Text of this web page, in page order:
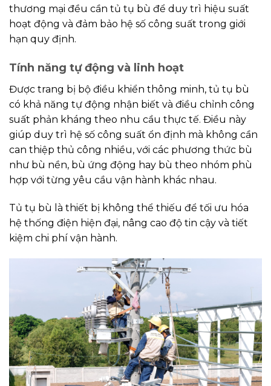
thương mại đều cần tủ tụ bù để duy trì hiệu suất
hoạt động và đảm bảo hệ số công suất trong giới
hạn quy định.
Tính năng tự động và linh hoạt
Được trang bị bộ điều khiển thông minh, tủ tụ bù
có khả năng tự động nhận biết và điều chỉnh công
suất phản kháng theo nhu cầu thực tế. Điều này
giúp duy trì hệ số công suất ổn định mà không cần
can thiệp thủ công nhiều, với các phương thức bù
như bù nền, bù ứng động hay bù theo nhóm phù
hợp với từng yêu cầu vận hành khác nhau.
Tủ tụ bù là thiết bị không thể thiếu để tối ưu hóa
hệ thống điện hiện đại, nâng cao độ tin cậy và tiết
kiệm chi phí vận hành.